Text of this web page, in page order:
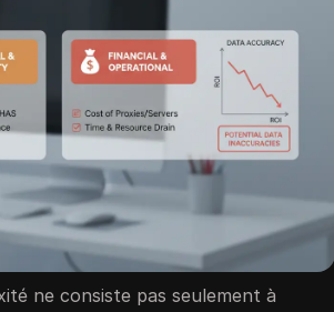
ne consiste pas seulement à